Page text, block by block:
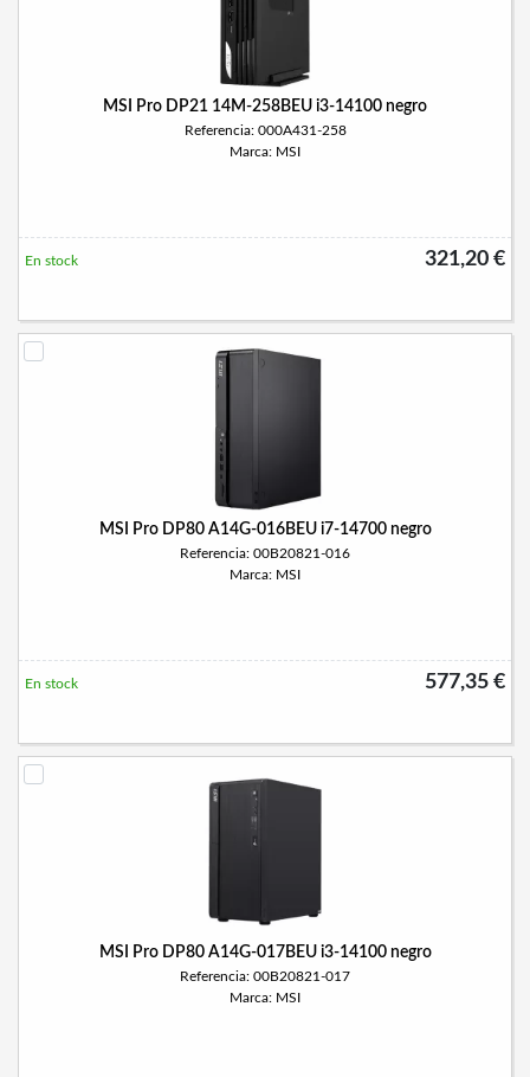
MSI Pro DP21 14M-258BEU i3-14100 negro
Referencia: 000A431-258
Marca: MSI
321,20 €
En stock
MSI Pro DP80 A14G-016BEU i7-14700 negro
Referencia: 00B20821-016
Marca: MSI
577,35 €
En stock
MSI Pro DP80 A14G-017BEU i3-14100 negro
Referencia: 00B20821-017
Marca: MSI